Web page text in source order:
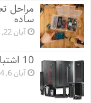
مراحل
ساده
آبان 22, 1404
10 اشتباه رایج در استفاده از UPS و استابلایزر
آبان 6, 1404